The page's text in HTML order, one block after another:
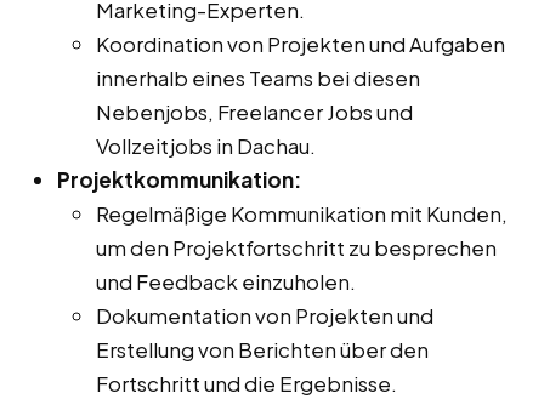
Marketing-Experten.
Koordination von Projekten und Aufgaben
innerhalb eines Teams bei diesen
Nebenjobs, Freelancer Jobs und
Vollzeitjobs in Dachau.
Projektkommunikation:
Regelmäßige Kommunikation mit Kunden,
um den Projektfortschritt zu besprechen
und Feedback einzuholen.
Dokumentation von Projekten und
Erstellung von Berichten über den
Fortschritt und die Ergebnisse.